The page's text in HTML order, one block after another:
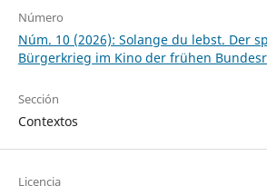
Número
Núm. 10 (2026): Solange du lebst. Der
Bürgerkrieg im Kino der frühen
Sección
Contextos
Licencia